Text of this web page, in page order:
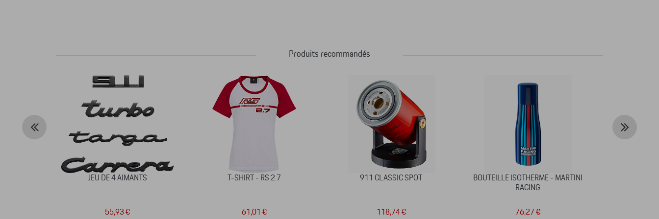
Produits recommandés
JEU DE 4 AIMANTS
55,93 €
T-SHIRT - RS 2.7
61,01 €
911 CLASSIC SPOT
118,74 €
BOUTEILLE ISOTHERME - MARTINI
RACING
76,27 €